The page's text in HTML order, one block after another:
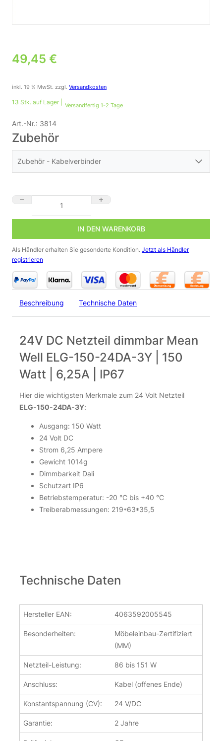
49,45 €
inkl. 19 % MwSt. zzgl.Versandkosten
13 Stk. auf Lager | Versandfertig 1-2 Tage
Art.-Nr.: 3814
Zubehör
Zubehör - Kabelverbinder
3M Scotchlok 314 Kabelverbinder | 3-polig |
wasserdicht
1,05€
Nicht vorrätig
3M Scotchlok UR2 Quetschverbinder | 3-polig | IP67 |
0,43€
inkl. 19 % MwSt.zzgl.Versandkosten
WAGO Klemme 221-413 | 3-polig | Hebelklemme |
transparent
1,05€
inkl. 19 % MwSt. Versandkosten
Über 100Stk. auf Lager
WAGO Klemme 221-413 | 3-polig | Hebelklemme |
WAGO Klemme 221-413 | 3-polig | Hebelklemme |
24V DC Netzteil dimmbar Mean Well ELG-150-24DA-3Y | 150
IN DEN WARENKORB
Als Händler erhalten Sie gesonderte Kondition. Jetzt als Händler
registrieren
Beschreibung Technische Daten
24V DC Netzteil dimmbar Mean
Well ELG-150-24DA-3Y | 150
Watt | 6,25A | IP67
Hier die wichtigsten Merkmale zum 24 Volt Netzteil
ELG-150-24DA-3Y:
Ausgang: 150 Watt
24 Volt DC
Strom 6,25 Ampere
Gewicht 1014g
Dimmbarkeit Dali
Schutzart IP6
Betriebstemperatur: -20 °C bis +40 °C
Treiberabmessungen: 219*63*35,5
Technische Daten
Hersteller EAN: 4063592005545
Besonderheiten:
Möbeleinbau-Zertifiziert
(MM)
Netzteil-Leistung: 86 bis 151 W
Anschluss: Kabel (offenes Ende)
Konstantspannung (CV): 24 V/DC
Garantie: 2 Jahre